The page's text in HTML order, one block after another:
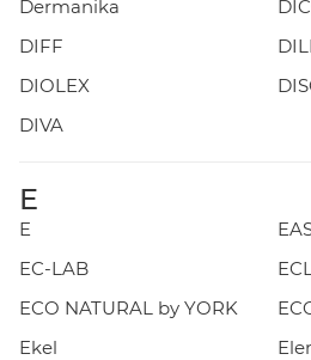
Dermanika
DIFF
DIOLEX
DIVA
E
E
EC-LAB
ECO NATURAL by YORK
Ekel